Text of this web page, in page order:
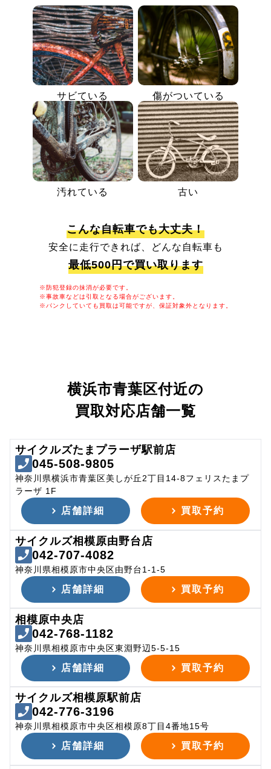
サビている 傷がついている
汚れている 古い
こんな自転車でも大丈夫！
安全に走行できれば、どんな自転車も
最低500円で買い取ります
※防犯登録の抹消が必要です。
※事故車などは引取となる場合がございます。
※パンクしていても買取は可能ですが、保証対象外となります。
横浜市青葉区付近の
買取対応店舗一覧
サイクルズたまプラーザ駅前店
045-508-9805
神奈川県横浜市青葉区美しが丘2丁目14-8フェリスたまプ
ラーザ 1F
店舗詳細 買取予約
サイクルズ相模原由野台店
042-707-4082
神奈川県相模原市中央区由野台1-1-5
店舗詳細 買取予約
相模原中央店
042-768-1182
神奈川県相模原市中央区東淵野辺5-5-15
店舗詳細 買取予約
サイクルズ相模原駅前店
042-776-3196
神奈川県相模原市中央区相模原8丁目4番地15号
店舗詳細 買取予約